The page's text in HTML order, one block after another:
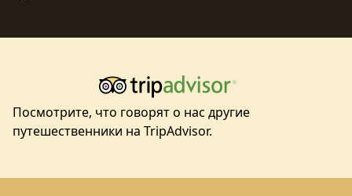
Посмотрите, что говорят о нас другие
путешественники на TripAdvisor.